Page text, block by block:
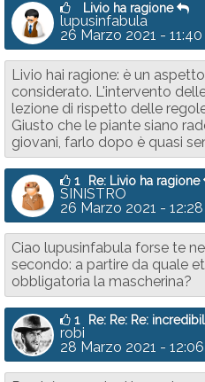
Livio ha ragione
lupusinfabula
26 Marzo 2021 - 11:40
Livio hai ragione: è un
considerato. L'intervento
lezione di rispetto delle
Giusto che le piante siano
giovani, farlo dopo è quasi
1 Re: Livio ha ragione
SINISTRO
26 Marzo 2021 - 12:28
Ciao lupusinfabula forse te
secondo: a partire da quale
obbligatoria la mascherina?
1 Re: Re: Re:
robi
28 Marzo 2021 - 12:06